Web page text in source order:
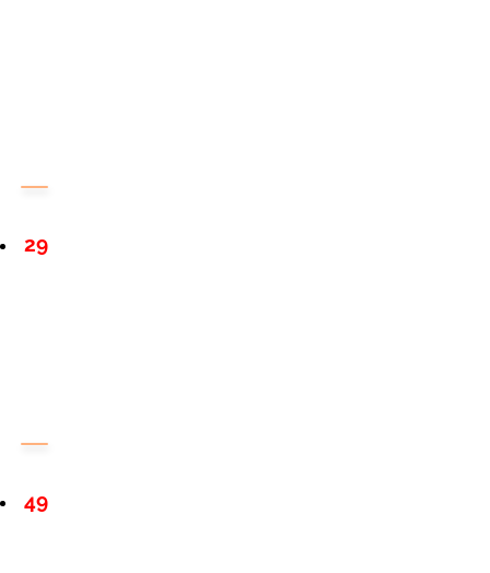
29
49